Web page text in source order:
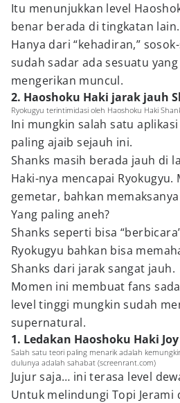
Itu menunjukkan level
benar berada di tingkatan lain.
Hanya dari “kehadiran,”
sudah sadar ada sesuatu
mengerikan muncul.
2. Haoshoku Haki jarak jauh
Ryokugyu terintimidasi oleh Haoshoku Haki
Ini mungkin salah satu
paling ajaib sejauh ini.
Shanks masih berada jauh di
Haki-nya mencapai
gemetar, bahkan
Yang paling aneh?
Shanks seperti bisa
Ryokugyu bahkan bisa
Shanks dari jarak sangat jauh.
Momen ini membuat fans
level tinggi mungkin sudah
supernatural.
1. Ledakan Haoshoku Haki
Salah satu teori paling menarik adalah
dulunya adalah sahabat (screenrant.com)
Jujur saja… ini terasa level
Untuk melindungi Topi Jerami